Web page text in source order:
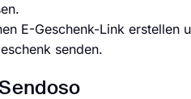
E-Geschenk-Link erstellen
senden.